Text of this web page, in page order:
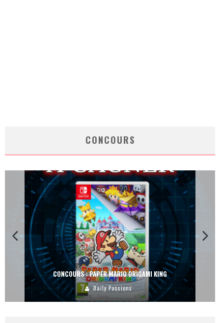
CONCOURS
CONCOURS : PAPER MARIO ORIGAMI KING
Daily Passions